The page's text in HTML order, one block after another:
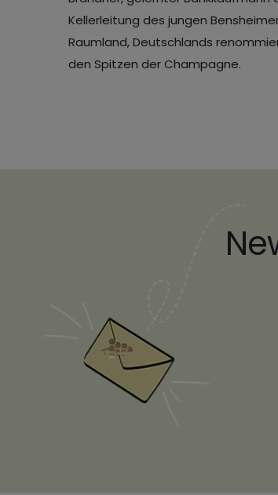
Kellerleitung des jungen
Raumland, Deutschlands
den Spitzen der Champagne.